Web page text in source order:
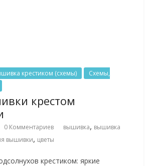
крестиком (схемы)
Схемы,
крестом
0 Комментариев вышивка, вышивка
вышивки, цветы
крестиком: яркие